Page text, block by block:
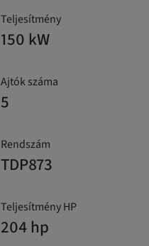
Teljesítmény
150 kW
Ajtók száma
5
Rendszám
TDP873
Teljesítmény HP
204 hp